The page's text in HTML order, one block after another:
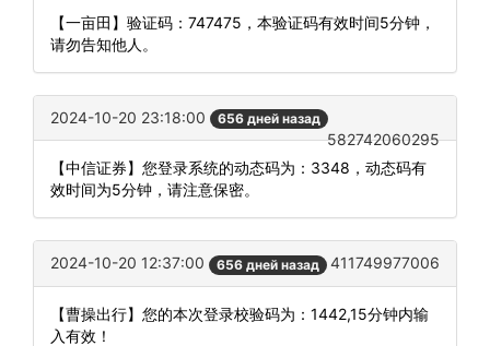
【一亩田】验证码：747475，本验证码有效时间5分钟，
请勿告知他人。
2024-10-20 23:18:00 656 дней назад
582742060295
【中信证券】您登录系统的动态码为：3348，动态码有
效时间为5分钟，请注意保密。
2024-10-20 12:37:00 656 дней назад 411749977006
【曹操出行】您的本次登录校验码为：1442,15分钟内输
入有效！